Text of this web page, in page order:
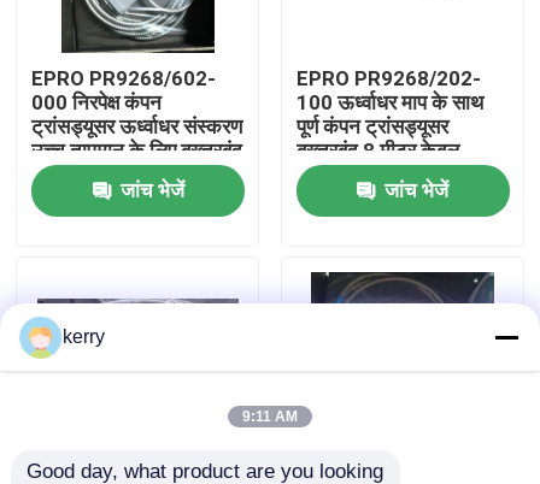
हमारे बारे में
कारखाना भ्रमण
गुणवत्ता नियंत्रण
ब्लॉग
एबीबी 800xa
EPRO PR9268/602-
000 निरपेक्ष कंपन
ट्रांसड्यूसर ऊर्ध्वाधर संस्करण
उच्च तापमान के लिए बख्तरबंद
8 मीटर केबल के साथ
200°C तक जांच भेजें
EPRO PR9268/202-
100 ऊर्ध्वाधर माप के साथ
पूर्ण कंपन ट्रांसड्यूसर
बख्तरबंद 8 मीटर केबल
≤100°C संचालन के लिए
जांच भेजें
kerry
9:11 AM
Good day, what product are you looking